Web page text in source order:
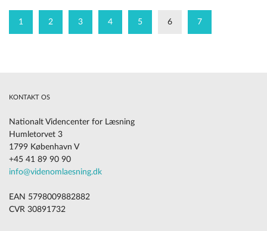
1 2 3 4 5 6 7
KONTAKT OS
Nationalt Videncenter for Læsning
Humletorvet 3
1799 København V
+45 41 89 90 90
info@videnomlaesning.dk
EAN 5798009882882
CVR 30891732